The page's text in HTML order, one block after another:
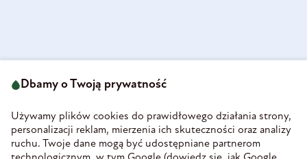
58-160 Świebodzice
REGON 890213034
INFORMACJE
Dbamy o Twoją prywatność
Używamy plików cookies do prawidłowego działania strony,
personalizacji reklam, mierzenia ich skuteczności oraz analizy
ruchu. Twoje dane mogą być udostępniane partnerom